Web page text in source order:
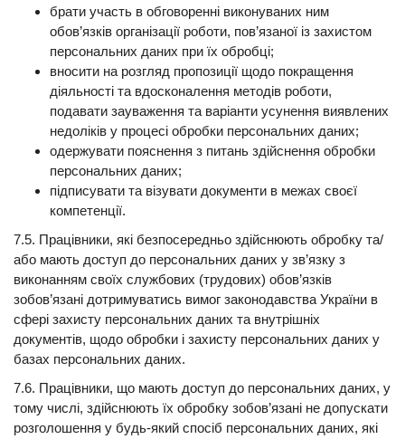
брати участь в обговоренні виконуваних ним
обов’язків організації роботи, пов’язаної із захистом
персональних даних при їх обробці;
вносити на розгляд пропозиції щодо покращення
діяльності та вдосконалення методів роботи,
подавати зауваження та варіанти усунення виявлених
недоліків у процесі обробки персональних даних;
одержувати пояснення з питань здійснення обробки
персональних даних;
підписувати та візувати документи в межах своєї
компетенції.
7.5. Працівники, які безпосередньо здійснюють обробку та/
або мають доступ до персональних даних у зв’язку з
виконанням своїх службових (трудових) обов’язків
зобов’язані дотримуватись вимог законодавства України в
сфері захисту персональних даних та внутрішніх
документів, щодо обробки і захисту персональних даних у
базах персональних даних.
7.6. Працівники, що мають доступ до персональних даних, у
тому числі, здійснюють їх обробку зобов’язані не допускати
розголошення у будь-який спосіб персональних даних, які